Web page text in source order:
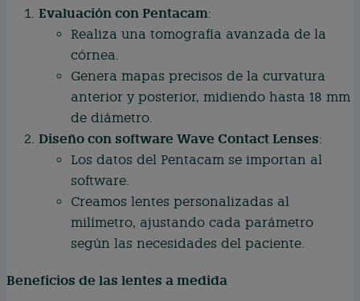
Evaluación con Pentacam:
Realiza una tomografía avanzada de la
córnea.
Genera mapas precisos de la curvatura
anterior y posterior, midiendo hasta 18 mm
de diámetro.
Diseño con software Wave Contact Lenses:
Los datos del Pentacam se importan al
software.
Creamos lentes personalizadas al
milímetro, ajustando cada parámetro
según las necesidades del paciente.
Beneficios de las lentes a medida